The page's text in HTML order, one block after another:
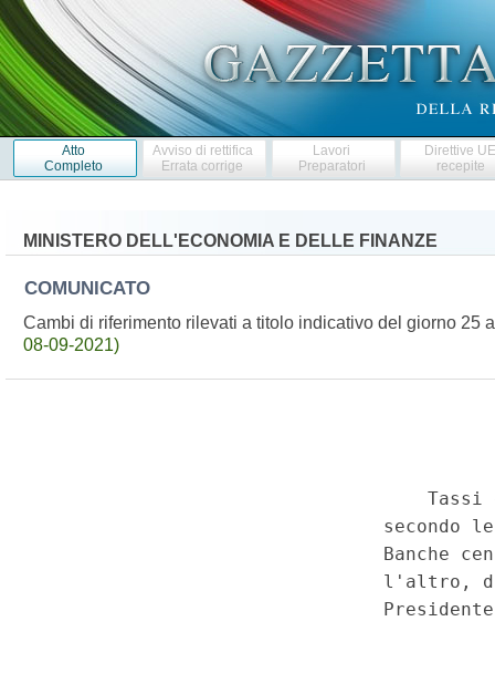
Atto
Completo
Avviso di rettifica
Errata corrige
Lavori
Preparatori
Direttive
recepite
MINISTERO DELL'ECONOMIA E DELLE FINANZE
COMUNICATO
Cambi di riferimento rilevati a titolo indicativo del giorno 25
08-09-2021)